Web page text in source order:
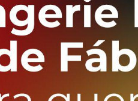
TODOS DE SUTIÃS
TODOS DE DESCONTOS IMPERDÍVEIS